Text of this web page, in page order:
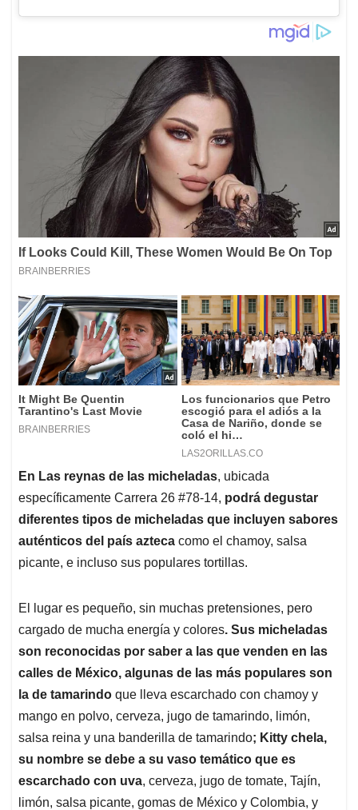
En Las reynas de las micheladas, ubicada
específicamente Carrera 26 #78-14, podrá degustar
diferentes tipos de micheladas que incluyen sabores
auténticos del país azteca como el chamoy, salsa
picante, e incluso sus populares tortillas.
El lugar es pequeño, sin muchas pretensiones, pero
cargado de mucha energía y colores. Sus micheladas
son reconocidas por saber a las que venden en las
calles de México, algunas de las más populares son
la de tamarindo que lleva escarchado con chamoy y
mango en polvo, cerveza, jugo de tamarindo, limón,
salsa reina y una banderilla de tamarindo; Kitty chela,
su nombre se debe a su vaso temático que es
escarchado con uva, cerveza, jugo de tomate, Tajín,
limón, salsa picante, gomas de México y Colombia, y